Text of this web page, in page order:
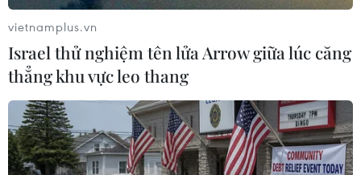
vietnamplus.vn
Israel thử nghiệm tên lửa Arrow giữa lúc căng
thẳng khu vực leo thang